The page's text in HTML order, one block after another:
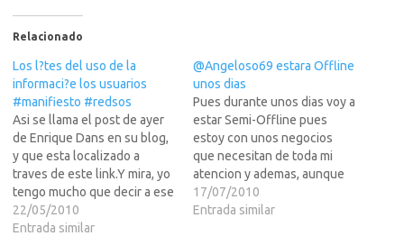
Relacionado
Los l?tes del uso de la
informaci?e los usuarios
#manifiesto #redsos
Asi se llama el post de ayer
de Enrique Dans en su blog,
y que esta localizado a
traves de este link.Y mira, yo
tengo mucho que decir a ese
respecto... alli deje un largo
comentario, pero como era
22/05/2010
Entrada similar
@Angeloso69 estara Offline
unos dias
Pues durante unos dias voy a
estar Semi-Offline pues
estoy con unos negocios
que necesitan de toda mi
atencion y ademas, aunque
tengo mi tarjeta WiMAX
conmigo, pues no es que
17/07/2010
Entrada similar